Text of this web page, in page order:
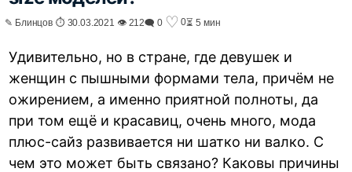
✎ Блинцов ⏱ 30.03.2021 👁 212🗨 0 ♡ 0⏳ 5 мин
Удивительно, но в стране, где девушек и
женщин с пышными формами тела, причём не
ожирением, а именно приятной полноты, да
при том ещё и красавиц, очень много, мода
плюс-сайз развивается ни шатко ни валко. С
чем это может быть связано? Каковы причины